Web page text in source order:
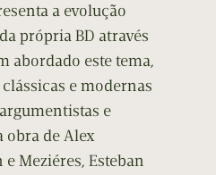
a evolução
própria BD através
abordado este tema,
e modernas
e
obra de Alex
Meziéres, Esteban